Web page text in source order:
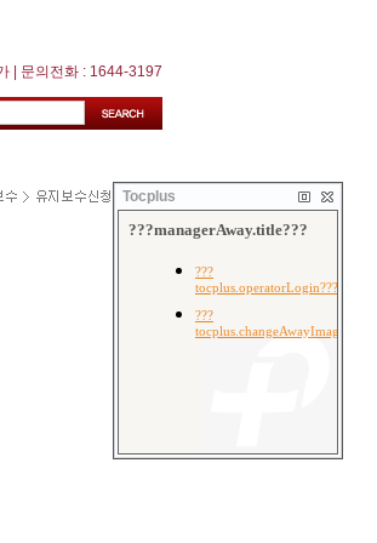
| 문의전화 : 1644-3197
Tocplus